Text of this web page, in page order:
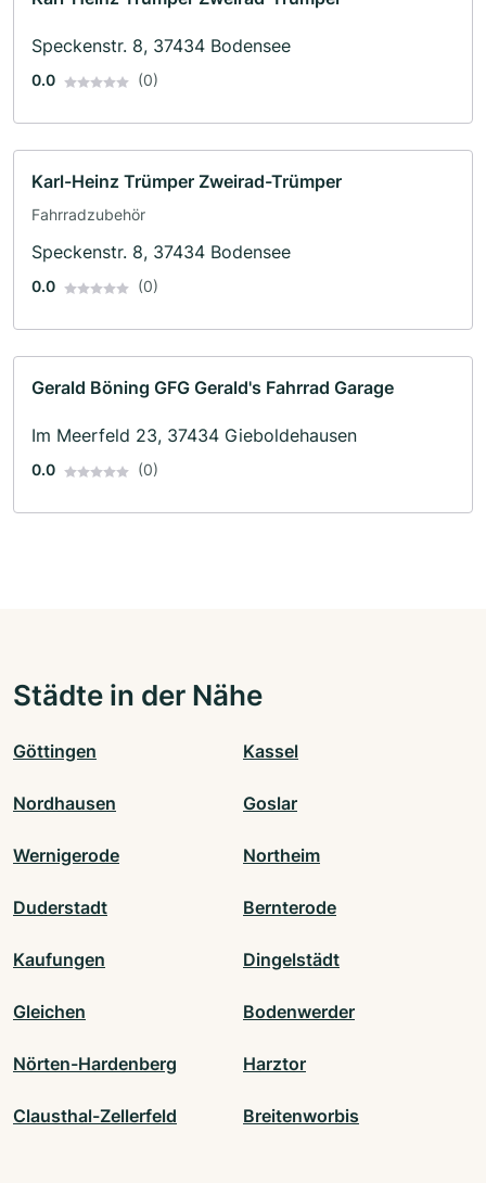
Speckenstr. 8, 37434 Bodensee
0.0 (0)
Karl-Heinz Trümper Zweirad-Trümper
Fahrradzubehör
Speckenstr. 8, 37434 Bodensee
0.0 (0)
Gerald Böning GFG Gerald's Fahrrad Garage
Im Meerfeld 23, 37434 Gieboldehausen
0.0 (0)
Städte in der Nähe
Göttingen Kassel
Nordhausen Goslar
Wernigerode Northeim
Duderstadt Bernterode
Kaufungen Dingelstädt
Gleichen Bodenwerder
Nörten-Hardenberg Harztor
Clausthal-Zellerfeld Breitenworbis